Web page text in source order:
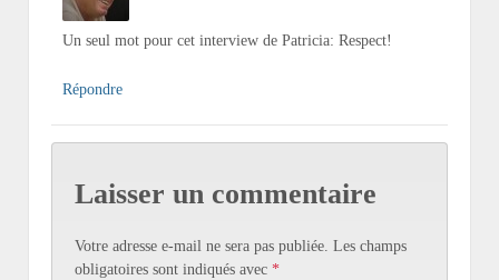
Un seul mot pour cet interview de Patricia: Respect!
Répondre
Laisser un commentaire
Votre adresse e-mail ne sera pas publiée. Les champs
obligatoires sont indiqués avec *